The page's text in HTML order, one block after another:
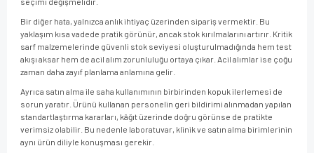
Bir diğer hata, yalnızca anlık ihtiyaç üzerinden sipariş vermektir. Bu
yaklaşım kısa vadede pratik görünür, ancak stok kırılmalarını artırır. Kritik
sarf malzemelerinde güvenli stok seviyesi oluşturulmadığında hem test
akışı aksar hem de acil alım zorunluluğu ortaya çıkar. Acil alımlar ise çoğu
zaman daha zayıf planlama anlamına gelir.
Ayrıca satın alma ile saha kullanımının birbirinden kopuk ilerlemesi de
sorun yaratır. Ürünü kullanan personelin geri bildirimi alınmadan yapılan
standartlaştırma kararları, kâğıt üzerinde doğru görünse de pratikte
verimsiz olabilir. Bu nedenle laboratuvar, klinik ve satın alma birimlerinin
aynı ürün diliyle konuşması gerekir.